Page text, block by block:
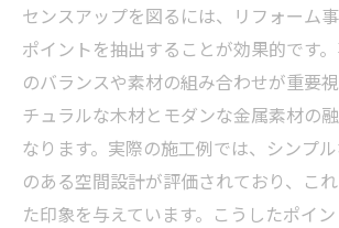
リフォーム実例から後悔しな
トを学ぶ
ビフォーアフター実例が伝
工夫
おしゃれリフォーム実例で後
方
センスアップを図るには、リフォーム
ポイントを抽出することが効果的です
のバランスや素材の組み合わせが重要
チュラルな木材とモダンな金属素材の
なります。実際の施工例では、シンプ
のある空間設計が評価されており、こ
た印象を与えています。こうしたポイ